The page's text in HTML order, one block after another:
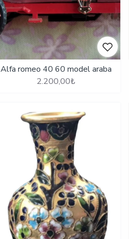
Alfa romeo 40 60 model araba
2.200,00₺